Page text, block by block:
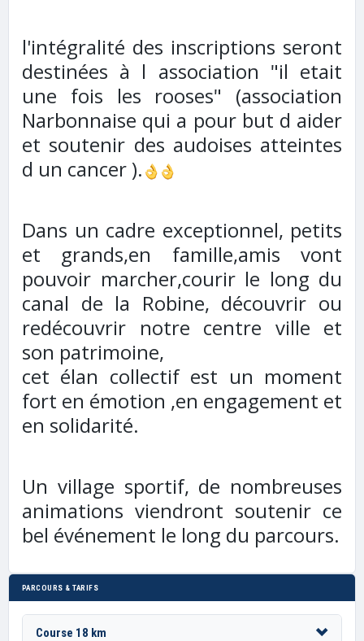
l'intégralité des inscriptions seront
destinées à l association "il etait
une fois les rooses" (association
Narbonnaise qui a pour but d aider
et soutenir des audoises atteintes
d un cancer ).
Dans un cadre exceptionnel, petits
et grands,en famille,amis vont
pouvoir marcher,courir le long du
canal de la Robine, découvrir ou
redécouvrir notre centre ville et
son patrimoine,
cet élan collectif est un moment
fort en émotion ,en engagement et
en solidarité.
Un village sportif, de nombreuses
animations viendront soutenir ce
bel événement le long du parcours.
PARCOURS & TARIFS
Course 18 km